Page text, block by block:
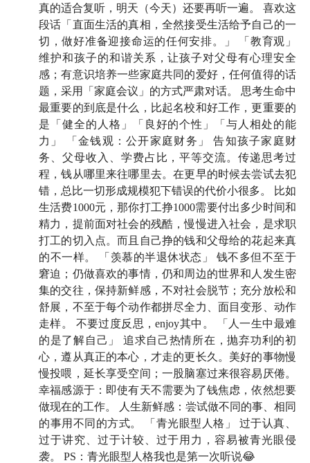
网球笨豆
🪂 收听降落点
第 1 部分 「青光眼型人格」是怎样炼成的
02:40
50 岁之后，开始感受到生活充满了幸福感的生
05:36
过于认真，过于用力，被医生确诊为「青光眼型
人格」
10:24那些如影随形的不安全感：「反思怪」是怎样养
成的？
13:51幸福感源于：即使有天不需要为了钱焦虑，依然
想要做现在的工作
19:37「如果我觉得击球的声音仍然是世界上最美妙的
声音，说明我对这个行业仍然有很多热爱」
22:0827 岁从编译网球报道开始入行，36 岁才第一次
去到国外大满贯赛事报道
23:50 「感激生活和事业，把美好的事物慢慢投喂给了
我，而不是在 20 多岁时一股脑塞给了我」
真的适合复听，明天（今天）还要再听一遍。 喜欢这
段话「直面生活的真相，全然接受生活给予自己的一
切，做好准备迎接命运的任何安排。」 「教育观」
维护和孩子的和谐关系，让孩子对父母有心理安全
感；有意识培养一些家庭共同的爱好，任何值得的话
题，采用「家庭会议」的方式严肃对话。 思考生命中
最重要的到底是什么，比起名校和好工作，更重要的
是「健全的人格」「良好的个性」「与人相处的能
力」 「金钱观：公开家庭财务」 告知孩子家庭财
务、父母收入、学费占比，平等交流。传递思考过
程，钱从哪里来往哪里去。在更早的时候去尝试去犯
错，总比一切形成规模犯下错误的代价小很多。 比如
生活费1000元，那你打工挣1000需要付出多少时间和
精力，提前面对社会的残酷，慢慢进入社会，是求职
打工的切入点。而且自己挣的钱和父母给的花起来真
的不一样。 「羡慕的半退休状态」 钱不多但不至于
窘迫；仍做喜欢的事情，仍和周边的世界和人发生密
集的交往，保持新鲜感，不对社会脱节；充分放松和
舒展，不至于每个动作都拼尽全力、面目变形、动作
走样。 不要过度反思，enjoy其中。 「人一生中最难
的是了解自己」 追求自己热情所在，抛弃功利的初
心，遵从真正的本心，才走的更长久。美好的事物慢
慢投喂，延长享受空间；一股脑塞过来很容易厌倦。
幸福感源于：即使有天不需要为了钱焦虑，依然想要
做现在的工作。 人生新鲜感：尝试做不同的事、相同
的事用不同的方式。 「青光眼型人格」 过于认真、
过于讲究、过于计较、过于用力，容易被青光眼侵
袭。 PS：青光眼型人格我也是第一次听说😂